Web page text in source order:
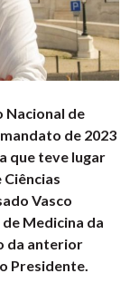
Nacional de
de 2023
que teve lugar
Ciências
Vasco
Medicina da
da anterior
Presidente.